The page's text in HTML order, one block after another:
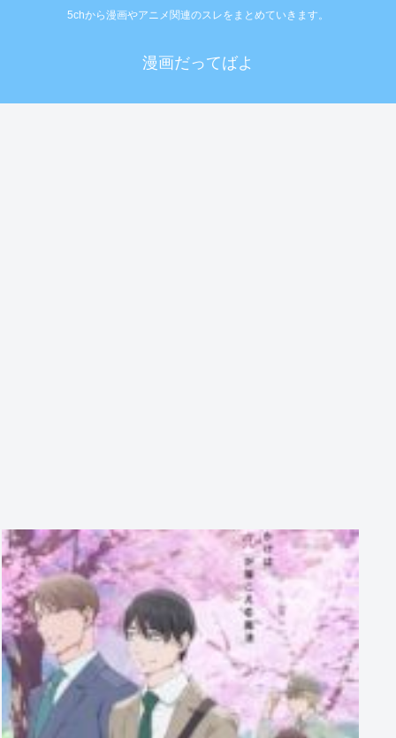
5chから漫画やアニメ関連のスレをまとめていきます。
漫画だってばよ